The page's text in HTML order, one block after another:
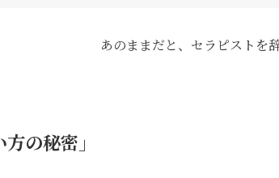
あのままだと、セラピストを
の秘密」